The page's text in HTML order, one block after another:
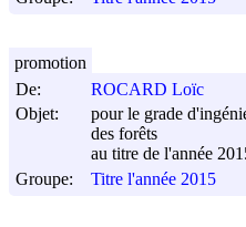
De:
ROCARD Loïc
Objet:
pour le grade
des forêts
au titre de l'année
Groupe:
Titre l'année 2015
promotion